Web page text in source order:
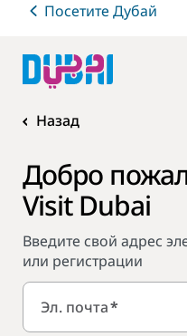
Посетите Дубай
Назад
Добро
Visit Dubai
Введите свой адрес
или регистрации
Эл. почта*